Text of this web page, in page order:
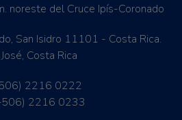
noreste del Cruce Ipís-Coronado
San Isidro 11101 - Costa Rica.
Costa Rica
2216 0222
2216 0233